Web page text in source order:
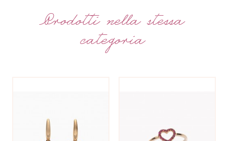
Prodotti nella stessa
categoria